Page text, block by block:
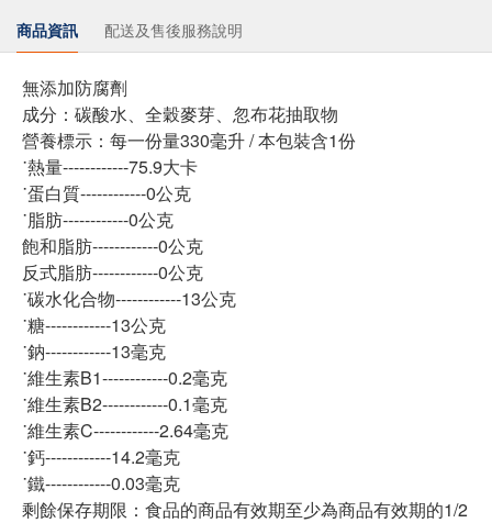
商品資訊 配送及售後服務說明
無添加防腐劑
成分：碳酸水、全穀麥芽、忽布花抽取物
營養標示：每一份量330毫升 / 本包裝含1份
˙熱量------------75.9大卡
˙蛋白質------------0公克
˙脂肪------------0公克
飽和脂肪------------0公克
反式脂肪------------0公克
˙碳水化合物------------13公克
˙糖------------13公克
˙鈉------------13毫克
˙維生素B1------------0.2毫克
˙維生素B2------------0.1毫克
˙維生素C------------2.64毫克
˙鈣------------14.2毫克
˙鐵------------0.03毫克
剩餘保存期限：食品的商品有效期至少為商品有效期的1/2